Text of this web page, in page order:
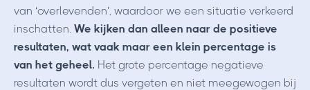
van ‘overlevenden’, waardoor we een situatie verkeerd
inschatten. We kijken dan alleen naar de positieve
resultaten, wat vaak maar een klein percentage is
van het geheel. Het grote percentage negatieve
resultaten wordt dus vergeten en niet meegewogen bij